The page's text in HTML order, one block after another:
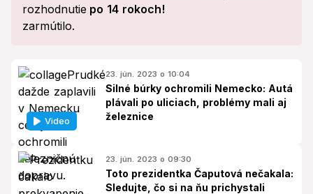
po 14 rokoch!
Video
23. jún. 2023 o 10:04
Silné búrky ochromili Nemecko: Autá
plávali po uliciach, problémy mali aj
železnice
23. jún. 2023 o 09:30
Toto prezidentka Čaputová nečakala:
Sledujte, čo si na ňu prichystali